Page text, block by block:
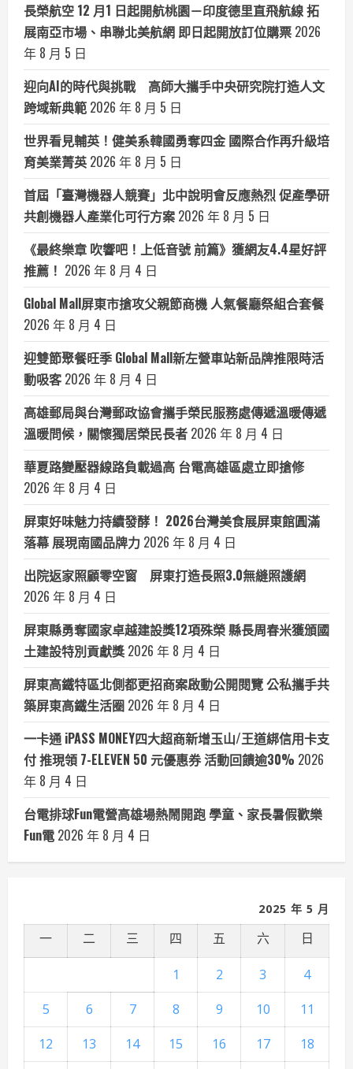
長榮航空 12 月1 日起開航桃園－印度德里直飛航線 拓
展南亞市場、串聯北美航網 即日起開放訂位購票 2026
年 8 月 5 日
迎向AI的時代與挑戰 高師大攜手中央研究院打造人文
跨域新典範 2026 年 8 月 5 日
世界看見輔英！健美系韓國勇奪四金 國際合作再升級培
育美業菁英 2026 年 8 月 5 日
首屆「臺灣機器人競賽」北中說明會反應熱烈 促產學研
共創機器人產業化可行方案 2026 年 8 月 5 日
《最終樂章 吹響吧！上低音號 前篇》獲網友4.4星好評
推薦！ 2026 年 8 月 4 日
Global Mall屏東市搶攻父親節商機 人氣餐廳祭組合套餐
2026 年 8 月 4 日
迎雙節聚餐旺季 Global Mall新左營車站新品牌推限時活
動吸客 2026 年 8 月 4 日
高雄郵局與台灣郵政協會攜手榮民服務處傳遞溫暖傳遞
溫暖問候，關懷獨居榮民長者 2026 年 8 月 4 日
華夏路變壓器線路負載過高 台電高雄區處立即搶修
2026 年 8 月 4 日
屏東好味魅力持續發酵！ 2026台灣美食展屏東館圓滿
落幕 展現南國品牌力 2026 年 8 月 4 日
出院返家照顧零空窗 屏東打造長照3.0無縫照護網
2026 年 8 月 4 日
屏東縣勇奪國家卓越建設獎12項殊榮 縣長周春米獲頒國
土建設特別貢獻獎 2026 年 8 月 4 日
屏東高鐵特區北側都更招商案啟動公開閱覽 公私攜手共
築屏東高鐵生活圈 2026 年 8 月 4 日
一卡通 iPASS MONEY四大超商新增玉山/王道綁信用卡支
付 推現領 7-ELEVEN 50 元優惠券 活動回饋逾30% 2026
年 8 月 4 日
台電排球Fun電營高雄場熱鬧開跑 學童、家長暑假歡樂
Fun電 2026 年 8 月 4 日
2025 年 5 月
一 二 三 四 五 六 日
1 2 3
4
5
6 7 8 9 10
11
12
13 14 15 16 17
18